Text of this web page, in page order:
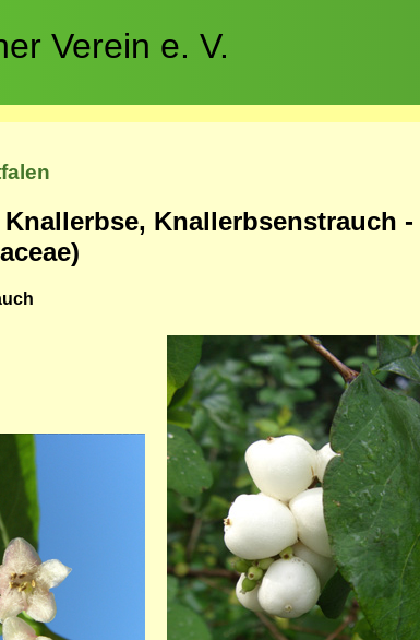
Verein e. V.
Knallerbsenstrauch -